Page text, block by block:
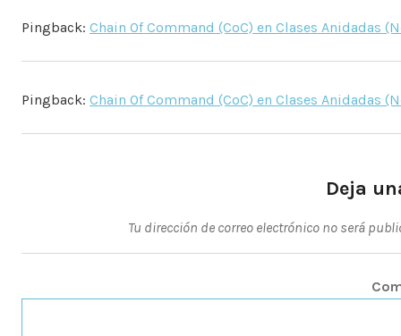
Pingback: Chain Of Command (CoC) en Clases Anidadas
Pingback: Chain Of Command (CoC) en Clases Anidadas
Deja
Tu dirección de correo electrónico no será